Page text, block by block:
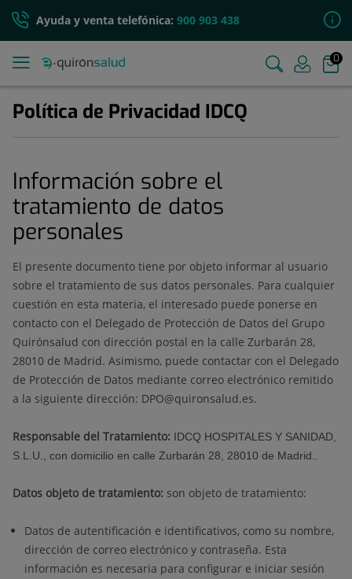
Ayuda y venta telefónica: 900 903 438
0
Política de Privacidad IDCQ
Información sobre el
tratamiento de datos
personales
El presente documento tiene por objeto informar al usuario
sobre el tratamiento de sus datos personales. Para cualquier
cuestión en esta materia, el interesado puede ponerse en
contacto con el Delegado de Protección de Datos del Grupo
Quirónsalud con dirección postal en la calle Zurbarán 28,
28010 de Madrid. Asimismo, puede contactar con el Delegado
de Protección de Datos mediante correo electrónico remitido
a la siguiente dirección: DPO@quironsalud.es.
Responsable del Tratamiento: IDCQ HOSPITALES Y SANIDAD,
S.L.U., con domicilio en calle Zurbarán 28, 28010 de Madrid.
Datos objeto de tratamiento: son objeto de tratamiento:
Datos de autentificación e identificativos, como su nombre,
dirección de correo electrónico y contraseña. Esta
información es necesaria para configurar e iniciar sesión